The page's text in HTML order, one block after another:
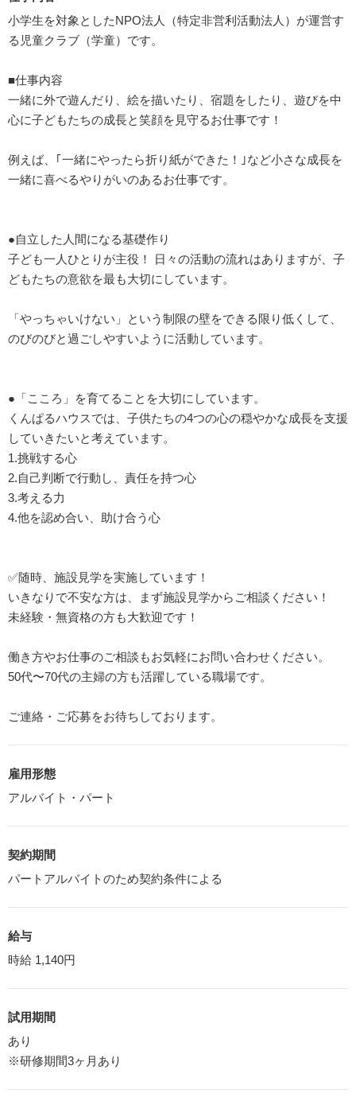
小学生を対象としたNPO法人（特定非営利活動法人）が運営す
る児童クラブ（学童）です。
■仕事内容
一緒に外で遊んだり、絵を描いたり、宿題をしたり、遊びを中
心に子どもたちの成長と笑顔を見守るお仕事です！
例えば、｢一緒にやったら折り紙ができた！｣など小さな成長を
一緒に喜べるやりがいのあるお仕事です。
●自立した人間になる基礎作り
子ども一人ひとりが主役！ 日々の活動の流れはありますが、子
どもたちの意欲を最も大切にしています。
「やっちゃいけない」という制限の壁をできる限り低くして、
のびのびと過ごしやすいように活動しています。
●「こころ」を育てることを大切にしています。
くんぱるハウスでは、子供たちの4つの心の穏やかな成長を支援
していきたいと考えています。
1.挑戦する心
2.自己判断で行動し、責任を持つ心
3.考える力
4.他を認め合い、助け合う心
✅随時、施設見学を実施しています！
いきなりで不安な方は、まず施設見学からご相談ください！
未経験・無資格の方も大歓迎です！
働き方やお仕事のご相談もお気軽にお問い合わせください。
50代〜70代の主婦の方も活躍している職場です。
ご連絡・ご応募をお待ちしております。
雇用形態
アルバイト・パート
契約期間
パートアルバイトのため契約条件による
給与
時給 1,140円
試用期間
あり
※研修期間3ヶ月あり